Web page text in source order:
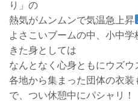
り」の
熱気がムンムンで気温急上昇
よさこいブームの中、小中
きた身としては
なんとなく心身ともにウズウ
各地から集まった団体の衣
で、つい休憩中にパシャリ！